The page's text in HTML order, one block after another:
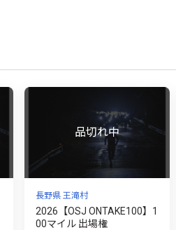
長野県 王滝村
2026【OSJ ONTAKE100】1
00マイル 出場権